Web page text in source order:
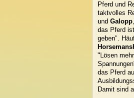
Pferd und
taktvolles
und Galopp
das Pferd
geben".
"Lösen
das Pferd
Damit sind